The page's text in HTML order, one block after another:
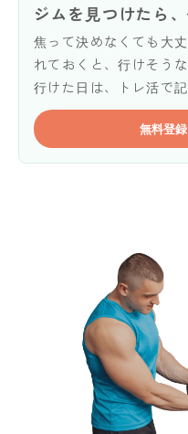
ジムを見つけたら
焦って決めなくても大
れておくと、行けそう
行けた日は、トレ活で記
無料登